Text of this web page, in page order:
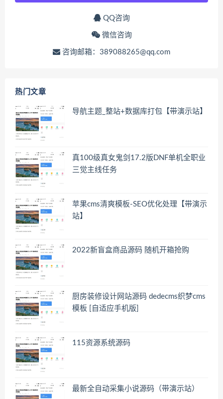
QQ咨询
微信咨询
咨询邮箱：389088265@qq.com
热门文章
导航主题_整站+数据库打包【带演示站】
真100级真女鬼剑17.2版DNF单机全职业
三觉主线任务
苹果cms清爽模板-SEO优化处理【带演示
站】
2022新盲盒商品源码 随机开箱抢购
厨房装修设计网站源码 dedecms织梦cms
模板 [自适应手机版]
115资源系统源码
最新全自动采集小说源码（带演示站）